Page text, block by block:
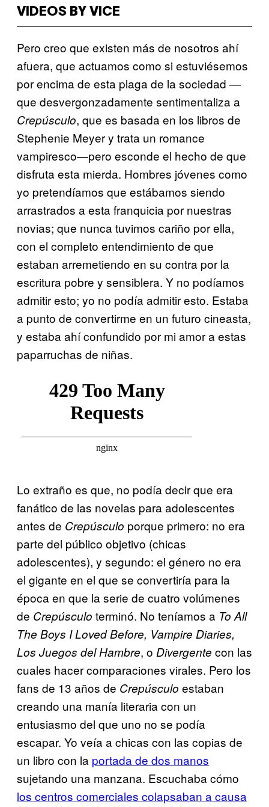
VIDEOS BY VICE
Pero creo que existen más de nosotros ahí
afuera, que actuamos como si estuviésemos
por encima de esta plaga de la sociedad —
que desvergonzadamente sentimentaliza a
Crepúsculo, que es basada en los libros de
Stephenie Meyer y trata un romance
vampiresco—pero esconde el hecho de que
disfruta esta mierda. Hombres jóvenes como
yo pretendíamos que estábamos siendo
arrastrados a esta franquicia por nuestras
novias; que nunca tuvimos cariño por ella,
con el completo entendimiento de que
estaban arremetiendo en su contra por la
escritura pobre y sensiblera. Y no podíamos
admitir esto; yo no podía admitir esto. Estaba
a punto de convertirme en un futuro cineasta,
y estaba ahí confundido por mi amor a estas
paparruchas de niñas.
Lo extraño es que, no podía decir que era
fanático de las novelas para adolescentes
antes de Crepúsculo porque primero: no era
parte del público objetivo (chicas
adolescentes), y segundo: el género no era
el gigante en el que se convertiría para la
época en que la serie de cuatro volúmenes
de Crepúsculo terminó. No teníamos a To All
The Boys I Loved Before, Vampire Diaries,
Los Juegos del Hambre, o Divergente con las
cuales hacer comparaciones virales. Pero los
fans de 13 años de Crepúsculo estaban
creando una manía literaria con un
entusiasmo del que uno no se podía
escapar. Yo veía a chicas con las copias de
un libro con la portada de dos manos
sujetando una manzana. Escuchaba cómo
los centros comerciales colapsaban a causa